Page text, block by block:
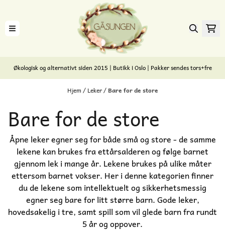
Økologisk og alternativt siden 2015 | Butikk i Oslo | Pakker sendes tors+fre
Hjem / Leker/ Bare for de store
Bare for de store
Åpne leker egner seg for både små og store - de samme
lekene kan brukes fra ettårsalderen og følge barnet
gjennom lek i mange år. Lekene brukes på ulike måter
ettersom barnet vokser. Her i denne kategorien finner
du de lekene som intellektuelt og sikkerhetsmessig
egner seg bare for litt større barn. Gode leker,
hovedsakelig i tre, samt spill som vil glede barn fra rundt
5 år og oppover.